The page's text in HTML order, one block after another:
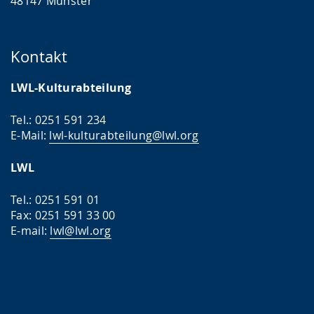
Kontakt
LWL-Kulturabteilung
Tel.: 0251 591 234
E-Mail: lwl-kulturabteilung@lwl.org
LWL
Tel.: 0251 591 01
Fax: 0251 591 33 00
E-mail: lwl@lwl.org